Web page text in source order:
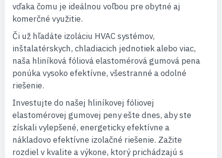
vďaka čomu je ideálnou voľbou pre obytné aj
komerčné využitie.
Či už hľadáte izoláciu HVAC systémov,
inštalatérskych, chladiacich jednotiek alebo viac,
naša hliníková fóliová elastomérová gumová pena
ponúka vysoko efektívne, všestranné a odolné
riešenie.
Investujte do našej hliníkovej fóliovej
elastomérovej gumovej peny ešte dnes, aby ste
získali vylepšené, energeticky efektívne a
nákladovo efektívne izolačné riešenie. Zažite
rozdiel v kvalite a výkone, ktorý prichádzajú s